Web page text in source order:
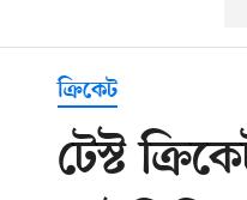
ক্রিকেট
টেস্ট